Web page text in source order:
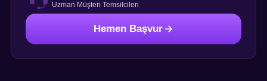
Uzman Müşteri Temsilcileri
Hemen Başvur